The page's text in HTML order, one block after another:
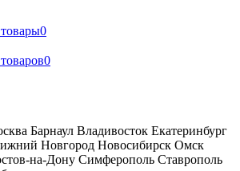
0
0
Барнаул Владивосток Екатеринбург
Новгород Новосибирск Омск
на-Дону Симферополь Ставрополь